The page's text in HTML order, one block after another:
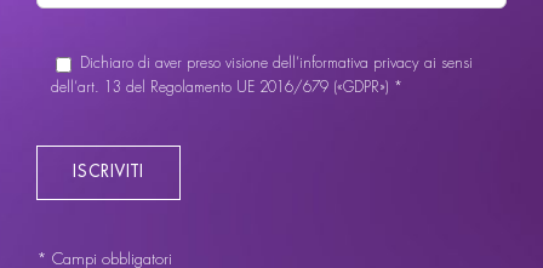
Dichiaro di aver preso visione dell’informativa privacy ai sensi
dell’art. 13 del Regolamento UE 2016/679 («GDPR») *
* Campi obbligatori